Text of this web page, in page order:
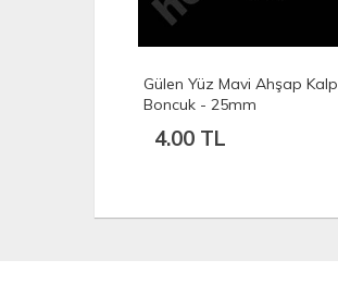
Gülen Yüz Mavi Ahşap Kalp
Boncuk - 25mm
4.00 TL